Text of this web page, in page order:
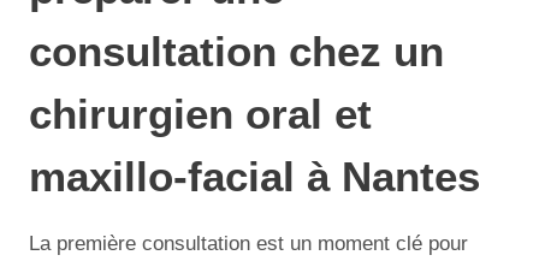
consultation chez un
chirurgien oral et
maxillo-facial à Nantes
La première consultation est un moment clé pour